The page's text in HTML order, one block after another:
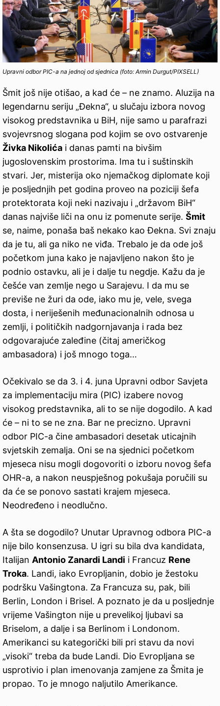
Upravni odbor PIC-a na jednoj od sjednica (foto: Armin Durgut/PIXSELL)
Šmit još nije otišao, a kad će – ne znamo. Aluzija na
legendarnu seriju „Đekna“, u slučaju izbora novog
visokog predstavnika u BiH, nije samo u parafrazi
svojevrsnog slogana pod kojim se ovo ostvarenje
Živka Nikolića i danas pamti na bivšim
jugoslovenskim prostorima. Ima tu i suštinskih
stvari. Jer, misterija oko njemačkog diplomate koji
je posljednjih pet godina proveo na poziciji šefa
protektorata koji neki nazivaju i „državom BiH“
danas najviše liči na onu iz pomenute serije. Šmit
se, naime, ponaša baš nekako kao Đekna. Svi znaju
da je tu, ali ga niko ne viđa. Trebalo je da ode još
početkom juna kako je najavljeno nakon što je
podnio ostavku, ali je i dalje tu negdje. Kažu da je
češće van zemlje nego u Sarajevu. I da mu se
previše ne žuri da ode, iako mu je, vele, svega
dosta, i neriješenih međunacionalnih odnosa u
zemlji, i političkih nadgornjavanja i rada bez
odgovarajuće zaleđine (čitaj američkog
ambasadora) i još mnogo toga…
Očekivalo se da 3. i 4. juna Upravni odbor Savjeta
za implementaciju mira (PIC) izabere novog
visokog predstavnika, ali to se nije dogodilo. A kad
će – ni to se ne zna. Bar ne precizno. Upravni
odbor PIC-a čine ambasadori desetak uticajnih
svjetskih zemalja. Oni se na sjednici početkom
mjeseca nisu mogli dogovoriti o izboru novog šefa
OHR-a, a nakon neuspješnog pokušaja poručili su
da će se ponovo sastati krajem mjeseca.
Neodređeno i neodlučno.
A šta se dogodilo? Unutar Upravnog odbora PIC-a
nije bilo konsenzusa. U igri su bila dva kandidata,
Italijan Antonio Zanardi Landi i Francuz Rene
Troka. Landi, iako Evropljanin, dobio je žestoku
podršku Vašingtona. Za Francuza su, pak, bili
Berlin, London i Brisel. A poznato je da u posljednje
vrijeme Vašington nije u prevelikoj ljubavi sa
Briselom, a dalje i sa Berlinom i Londonom.
Amerikanci su kategorički bili pri stavu da novi
„visoki“ treba da bude Landi. Dio Evropljana se
usprotivio i plan imenovanja zamjene za Šmita je
propao. To je mnogo naljutilo Amerikance.